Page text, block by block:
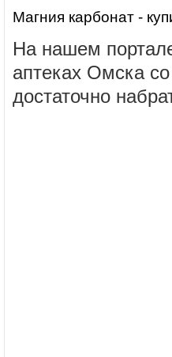
Магния карбонат -
На нашем
аптеках Омска
достаточно